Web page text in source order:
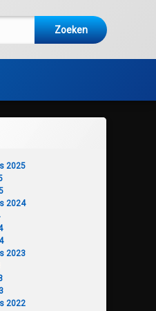
2025
2024
2023
2022